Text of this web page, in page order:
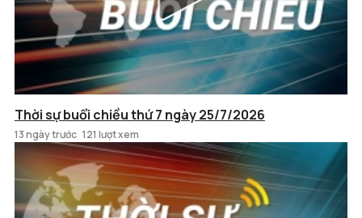
Thời sự buổi chiều thứ 7 ngày 25/7/2026
13 ngày trước 121 lượt xem